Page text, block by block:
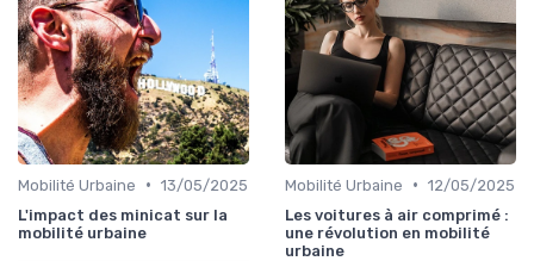
Mobilité Urbaine • 13/05/2025
L'impact des minicat sur la
mobilité urbaine
Mobilité Urbaine • 12/05/2025
Les voitures à air comprimé :
une révolution en mobilité
urbaine